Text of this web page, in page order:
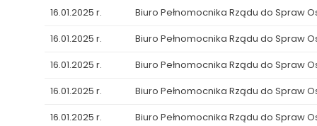
16.01.2025 r.
Biuro Pełnomocnika Rządu do Spraw
16.01.2025 r.
Biuro Pełnomocnika Rządu do Spraw
16.01.2025 r.
Biuro Pełnomocnika Rządu do Spraw
16.01.2025 r.
Biuro Pełnomocnika Rządu do Spraw
16.01.2025 r.
Biuro Pełnomocnika Rządu do Spraw